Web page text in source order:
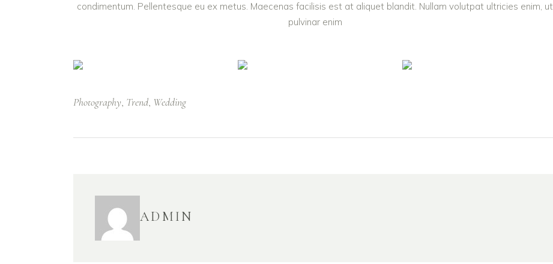
condimentum. Pellentesque eu ex metus. Maecenas facilisis est at aliquet blandit. Nullam volutpat ultricies enim, ut
pulvinar enim
Photography, Trend, Wedding
ADMIN